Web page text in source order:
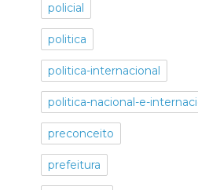
policial
politica
politica-internacional
politica-nacional-e-
preconceito
prefeitura